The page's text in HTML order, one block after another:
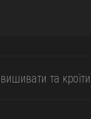
вишивати та кроїти